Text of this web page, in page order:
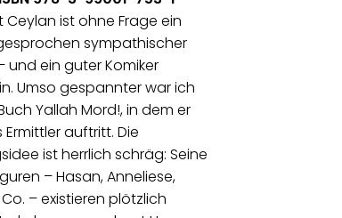
Ceylan ist ohne Frage ein
sympathischer
und ein guter Komiker
Umso gespannter war ich
Yallah Mord!, in dem er
Ermittler auftritt. Die
ist herrlich schräg: Seine
– Hasan, Anneliese,
– existieren plötzlich